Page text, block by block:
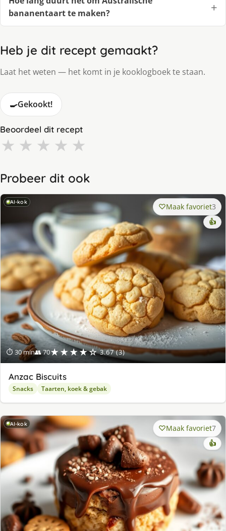
bananentaart te maken?
Heb je dit recept gemaakt?
Laat het weten — het komt in je kooklogboek te staan.
🍳Gekookt!
Beoordeel dit recept
★ ★ ★ ★ ★
Probeer dit ook
AI-kok
⏱ 30 min👥 70★★★★☆ 3.67 (3)
Maak favoriet3
👍
Anzac Biscuits
Snacks Taarten, koek & gebak
AI-kok Maak favoriet7
👍